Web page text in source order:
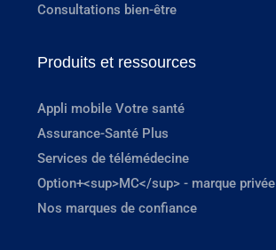
Consultations bien-être
Produits et ressources
Appli mobile Votre santé
Assurance-Santé Plus
Services de télémédecine
Option+<sup>MC</sup> - marque privée
Nos marques de confiance